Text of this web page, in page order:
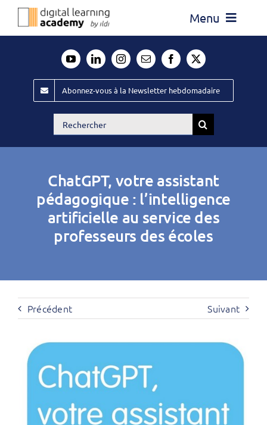
Passer
Menu
Évènements ILDI
Offres d’emploi
Abonnez-vous à la Newsletter hebdomadaire
Rechercher:
ChatGPT, votre assistant
pédagogique : l’intelligence
artificielle au service des
professeurs des écoles
Précédent Suivant